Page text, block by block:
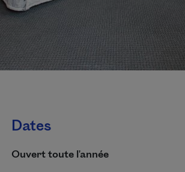
Dates
Ouvert toute l'année